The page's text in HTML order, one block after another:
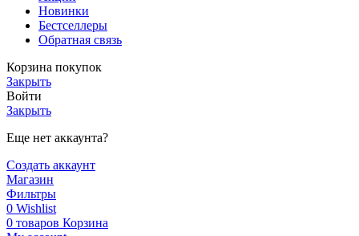
Новинки
Бестселлеры
Обратная связь
Корзина покупок
Закрыть
Войти
Закрыть
Еще нет аккаунта?
Создать аккаунт
Магазин
Фильтры
0 Wishlist
0 товаров Корзина